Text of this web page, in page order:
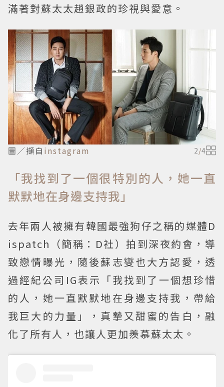
滿著對蘇太太趙銀政的珍視與愛意。
圖／擷自 instagram 2/4
「我找到了一個很特別的人，她一直
默默地在身邊支持我」
去年兩人被擁有韓國最強狗仔之稱的媒體D
ispatch（簡稱：D社）拍到深夜約會，導
致戀情曝光，隨後蘇志燮也大方認愛，透
過經紀公司IG表示「我找到了一個想珍惜
的人，她一直默默地在身邊支持我，帶給
我巨大的力量」，真摯又甜蜜的告白，融
化了所有人，也讓人更加羨慕蘇太太。